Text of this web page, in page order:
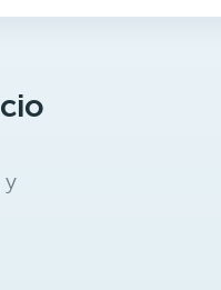
y